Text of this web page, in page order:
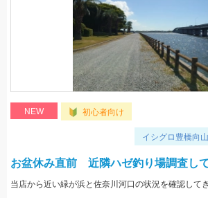
NEW 初心者向け
イシグロ豊橋向
お盆休み直前 近隣ハゼ釣り場調査し